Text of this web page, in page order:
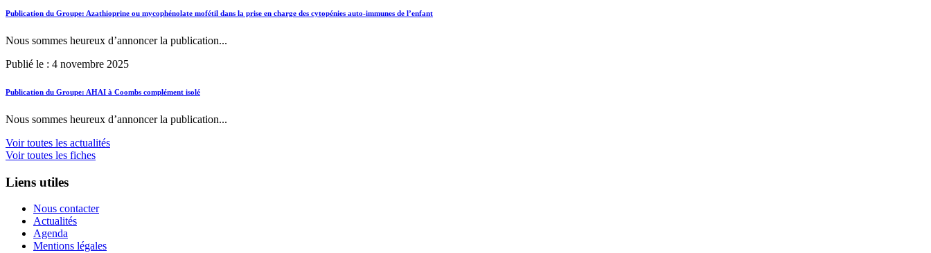
Publication du Groupe: Azathioprine ou mycophénolate mofétil dans la prise en charge des cytopénies auto-immunes de l’enfant
Nous sommes heureux d’annoncer la publication...
Publié le : 4 novembre 2025
Publication du Groupe: AHAI à Coombs complément isolé
Nous sommes heureux d’annoncer la publication...
Voir toutes les actualités
Voir toutes les fiches
Liens utiles
Nous contacter
Actualités
Agenda
Mentions légales